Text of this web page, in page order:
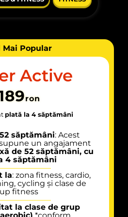
Mai Popular
Active
ron
plată la 4 săptămâni
săptămâni: Acest
un angajament
de 52 săptămâni, cu
4 săptămâni
la: zona fitness, cardio,
cycling și clase de
fitness
la clase de grup
*conform